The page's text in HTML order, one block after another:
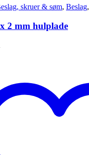
skruer & søm, Beslag,
2 mm hulplade